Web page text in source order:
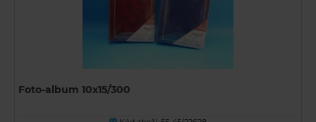
Foto-album 10x15/300